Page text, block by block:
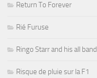
Return To Forever
Rié Furuse
Ringo Starr and his all band
Risque de pluie sur la F1